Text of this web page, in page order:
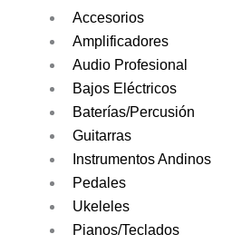
Accesorios
Amplificadores
Audio Profesional
Bajos Eléctricos
Baterías/Percusión
Guitarras
Instrumentos Andinos
Pedales
Ukeleles
Pianos/Teclados